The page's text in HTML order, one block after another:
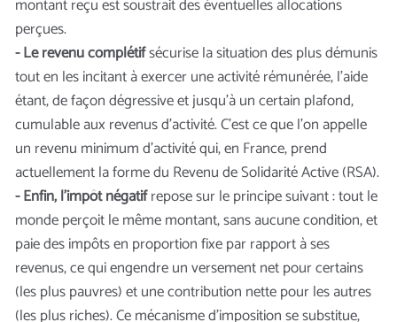
montant reçu est soustrait des éventuelles allocations
perçues.
- Le revenu complétifsécurise la situation des plus démunis
tout en les incitant à exercer une activité rémunérée, l’aide
étant, de façon dégressive et jusqu’à un certain plafond,
cumulable aux revenus d’activité. C’est ce que l’on appelle
un revenu minimum d’activité qui, en France, prend
actuellement la forme du Revenu de Solidarité Active (RSA).
- Enfin, l’impôt négatifrepose sur le principe suivant : tout le
monde perçoit le même montant, sans aucune condition, et
paie des impôts en proportion fixe par rapport à ses
revenus, ce qui engendre un versement net pour certains
(les plus pauvres) et une contribution nette pour les autres
(les plus riches). Ce mécanisme d’imposition se substitue,